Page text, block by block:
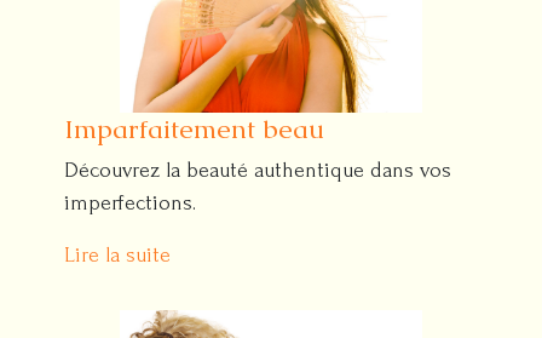
Imparfaitement beau
Découvrez la beauté authentique dans vos
imperfections.
Lire la suite